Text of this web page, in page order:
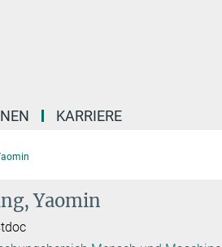
KARRIERE
Yaomin